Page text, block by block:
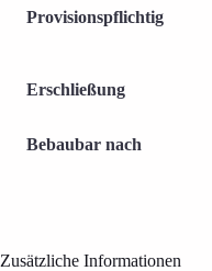
Provisionspflichtig
Erschließung
Bebaubar nach
Zusätzliche Informationen